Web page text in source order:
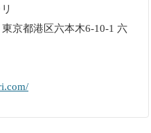
京都港区六本木6-10-1 六